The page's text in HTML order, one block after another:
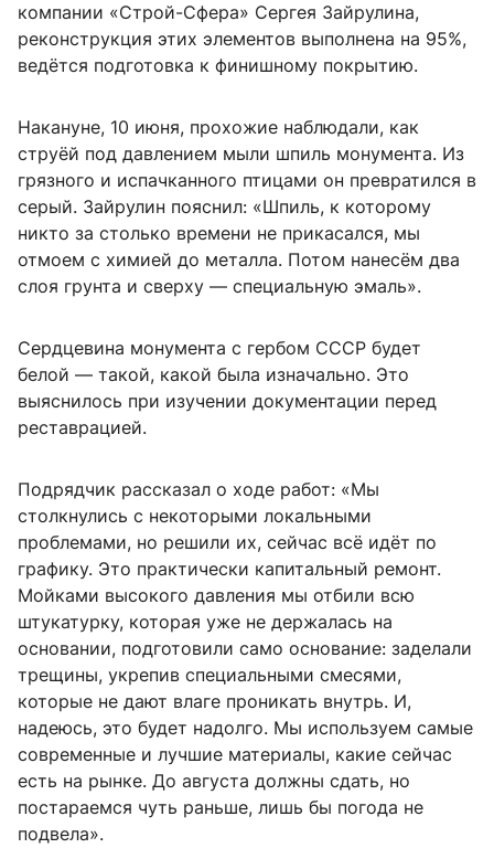
компании «Строй-Сфера» Сергея Зайрулина,
реконструкция этих элементов выполнена на 95%,
ведётся подготовка к финишному покрытию.
Накануне, 10 июня, прохожие наблюдали, как
струёй под давлением мыли шпиль монумента. Из
грязного и испачканного птицами он превратился в
серый. Зайрулин пояснил: «Шпиль, к которому
никто за столько времени не прикасался, мы
отмоем с химией до металла. Потом нанесём два
слоя грунта и сверху — специальную эмаль».
Сердцевина монумента с гербом СССР будет
белой — такой, какой была изначально. Это
выяснилось при изучении документации перед
реставрацией.
Подрядчик рассказал о ходе работ: «Мы
столкнулись с некоторыми локальными
проблемами, но решили их, сейчас всё идёт по
графику. Это практически капитальный ремонт.
Мойками высокого давления мы отбили всю
штукатурку, которая уже не держалась на
основании, подготовили само основание: заделали
трещины, укрепив специальными смесями,
которые не дают влаге проникать внутрь. И,
надеюсь, это будет надолго. Мы используем самые
современные и лучшие материалы, какие сейчас
есть на рынке. До августа должны сдать, но
постараемся чуть раньше, лишь бы погода не
подвела».